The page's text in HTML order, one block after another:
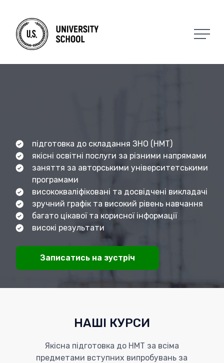
підготовка до складання ЗНО (НМТ)
якісні освітні послуги за різними напрямами
заняття за авторськими університетськими
програмами
висококваліфіковані та досвідчені викладачі
зручний графік та високий рівень навчання
багато цікавої та корисної інформації
високі результати
Записатись на зустріч
НАШІ КУРСИ
Якісна підготовка до НМТ за всіма
предметами вступних випробувань за